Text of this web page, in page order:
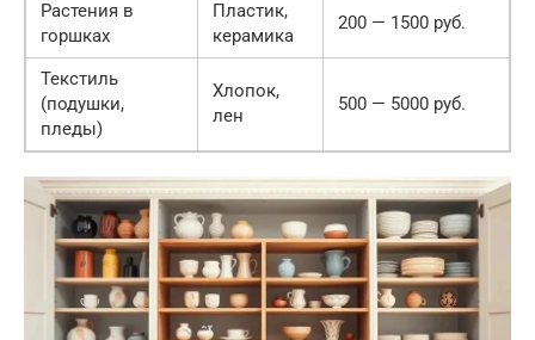
Растения в
горшках
Пластик,
керамика
200 — 1500 руб.
Текстиль
(подушки,
пледы)
Хлопок,
лен
500 — 5000 руб.